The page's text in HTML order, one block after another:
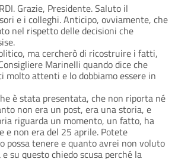
Grazie, Presidente. Saluto il
e i colleghi. Anticipo, ovviamente, che
nel rispetto delle decisioni che
ma cercherò di ricostruire i fatti,
Marinelli quando dice che
molto attenti e lo dobbiamo essere in
è stata presentata, che non riporta né
non era un post, era una storia, e
riguarda un momento, un fatto, ha
e non era del 25 aprile. Potete
possa tenere e quanto avrei non voluto
su questo chiedo scusa perché la